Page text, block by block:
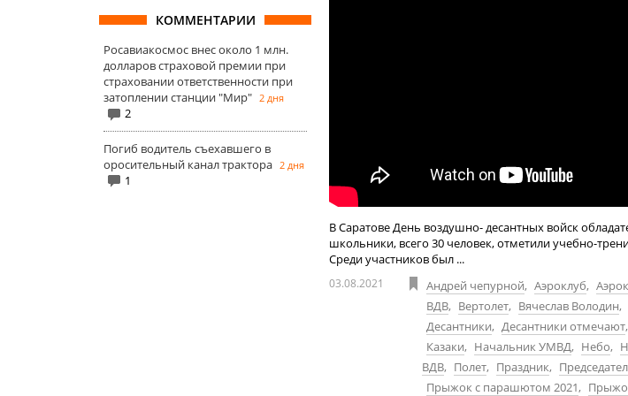
КОММЕНТАРИИ
Росавиакосмос внес около 1 млн.
долларов страховой премии при
страховании ответственности при
затоплении станции "Мир" 2 дня
2
Погиб водитель съехавшего в
оросительный канал трактора 2 дня
1
В Саратове День воздушно- десантных войск
школьники, всего 30 человек, отметили учебно-
Среди участников был ...
03.08.2021 Андрей чепурной, Аэроклуб,
ВДВ, Вертолет, Вячеслав Володин,
Десантники, Десантники отмечают,
Казаки, Начальник УМВД, Небо,
ВДВ, Полет, Праздник,
Прыжок с парашютом 2021,